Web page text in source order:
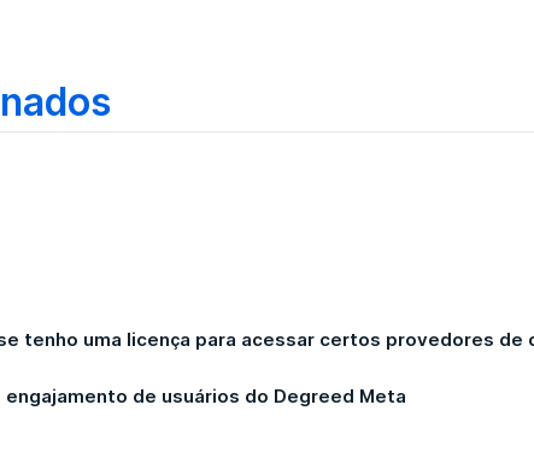
tenho uma licença para acessar certos provedores de
de usuários do Degreed Meta